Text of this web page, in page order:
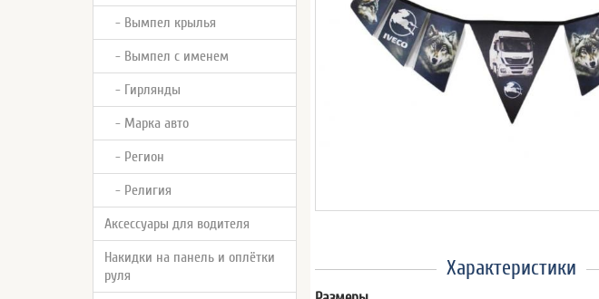
- Вымпел крылья
- Вымпел с именем
- Гирлянды
- Марка авто
- Регион
- Религия
Аксессуары для водителя
Накидки на панель и оплётки
руля
Характеристики